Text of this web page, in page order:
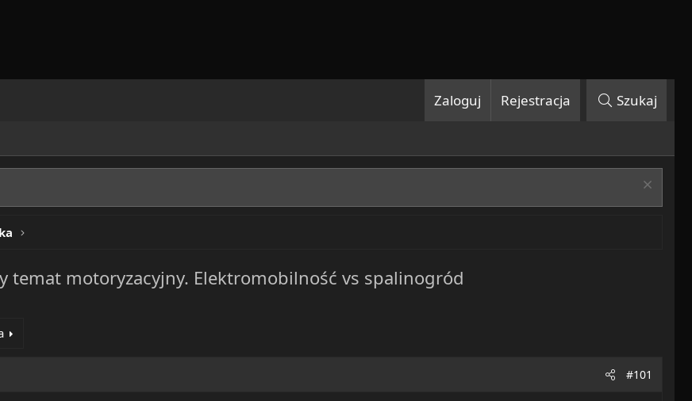
Zaloguj Rejestracja Szukaj
temat motoryzacyjny. Elektromobilność vs spalinogród
#101